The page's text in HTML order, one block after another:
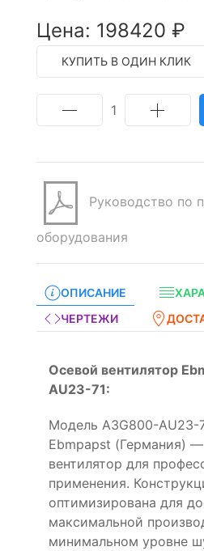
Цена: 198420 ₽
КУПИТЬ В ОДИН КЛИК
1
Руководство по
оборудования
ОПИСАНИЕ
ЧЕРТЕЖИ
Осевой вентилятор
AU23-71:
Модель A3G800-AU23-
Ebmpapst (Германия)
вентилятор для
применения.
оптимизирована для
максимальной
минимальном уровне